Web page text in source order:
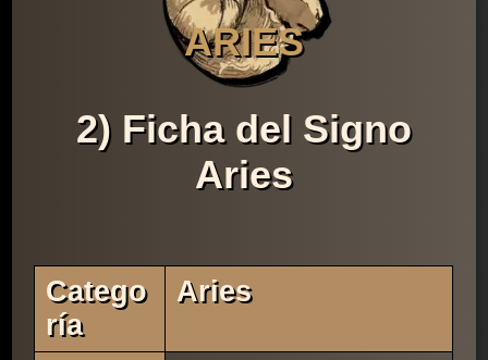
ARIES
2) Ficha del Signo
Aries
Catego
Ría
Aries